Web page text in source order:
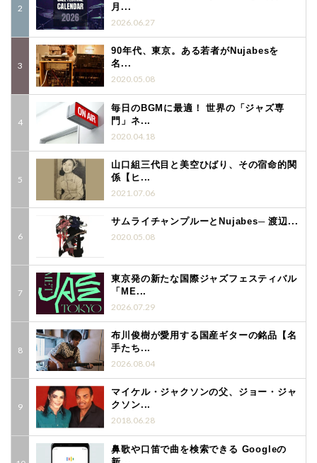
月...
2026.06.27
90年代、東京。ある若者がNujabesを
名...
2020.05.08
毎日のBGMに最適！ 世界の「ジャズ専
門」ネ...
2020.04.18
山口組三代目と美空ひばり、その宿命的関
係【ヒ...
2021.07.06
サムライチャンプルーとNujabes─ 渡辺...
2020.05.08
東京発の新たな国際ジャズフェスティバル
「ME...
2026.07.29
布川俊樹が愛用する国産ギターの銘品【名
手たち...
2026.08.04
マイケル・ジャクソンの父、ジョー・ジャ
クソン...
2018.06.28
鼻歌や口笛で曲を検索できる Googleの